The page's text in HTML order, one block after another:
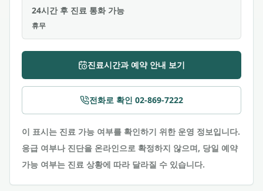
24시간 후 진료 통화 가능
휴무
진료시간과 예약 안내 보기
전화로 확인 02-869-7222
이 표시는 진료 가능 여부를 확인하기 위한 운영 정보입니다.
응급 여부나 진단을 온라인으로 확정하지 않으며, 당일 예약
가능 여부는 진료 상황에 따라 달라질 수 있습니다.